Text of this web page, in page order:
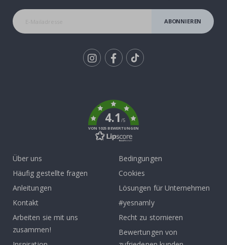
ABONNIEREN
4.1/5
VON 1025 BEWERTUNGEN
Über uns
Häufig gestellte fragen
Anleitungen
Kontakt
Arbeiten sie mit uns
zusammen!
Bedingungen
Cookies
Lösungen für Unternehmen
#yesnamly
Recht zu stornieren
Bewertungen von